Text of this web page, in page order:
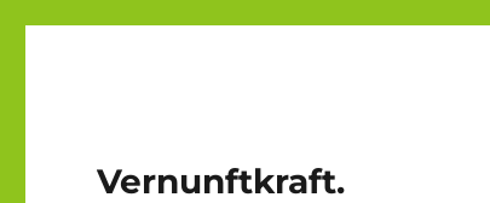
Vernunftkraft.